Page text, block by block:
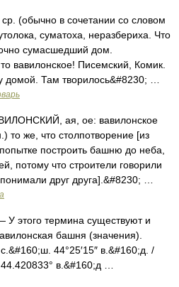
(обычно в сочетании со словом
суматоха, неразбериха. Что
сумасшедший дом.
вавилонское! Писемский, Комик.
домой. Там творилось&#8230; …
ая, ое: вавилонское
то же, что столпотворение [из
построить башню до неба,
потому что строители говорили
друг друга].&#8230; …
У этого термина существуют и
башня (значения).
44°25′15″ в.&#160;д. /
в.&#160;д …